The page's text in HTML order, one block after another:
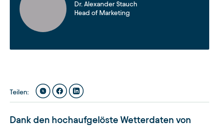
Dr. Alexander Stauch
Head of Marketing
Teilen:
Dank den hochaufgelöste Wetterdaten von